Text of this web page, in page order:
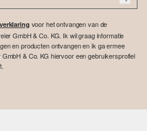
voor het ontvangen van de
GmbH & Co. KG. Ik wil graag informatie
en producten ontvangen en ik ga ermee
& Co. KG hiervoor een gebruikersprofiel